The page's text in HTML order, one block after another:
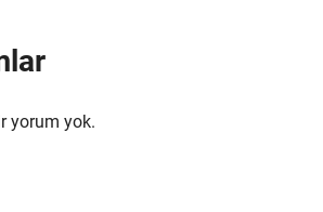
yorum yok.